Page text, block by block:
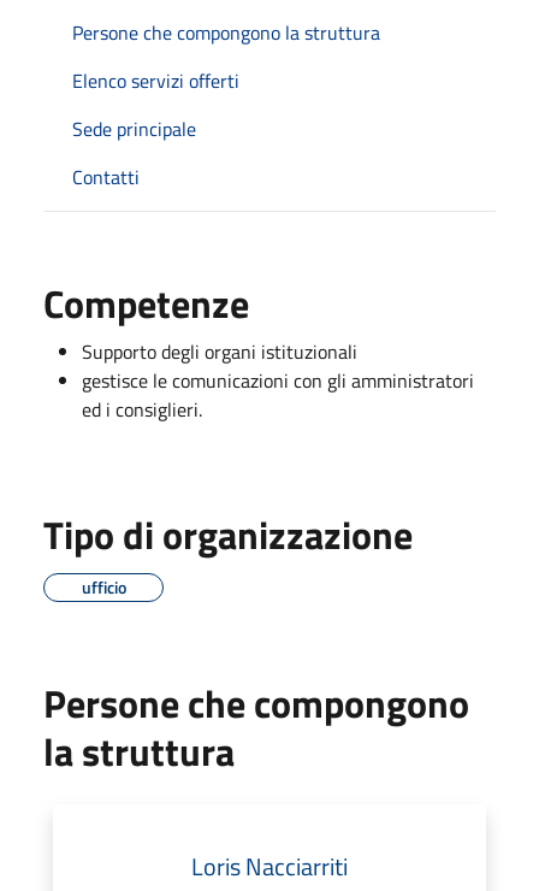
Persone che compongono la struttura
Elenco servizi offerti
Sede principale
Contatti
Competenze
Supporto degli organi istituzionali
gestisce le comunicazioni con gli amministratori
ed i consiglieri.
Tipo di organizzazione
ufficio
Persone che compongono
la struttura
Loris Nacciarriti